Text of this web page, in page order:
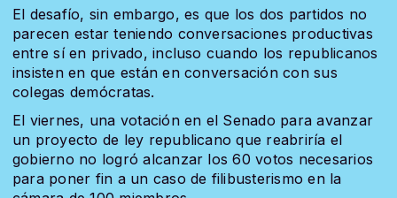
El desafío, sin embargo, es que los dos partidos no
parecen estar teniendo conversaciones productivas
entre sí en privado, incluso cuando los republicanos
insisten en que están en conversación con sus
colegas demócratas.
El viernes, una votación en el Senado para avanzar
un proyecto de ley republicano que reabriría el
gobierno no logró alcanzar los 60 votos necesarios
para poner fin a un caso de filibusterismo en la